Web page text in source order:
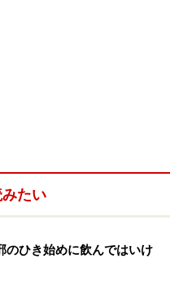
たい
のひき始めに飲んではいけ